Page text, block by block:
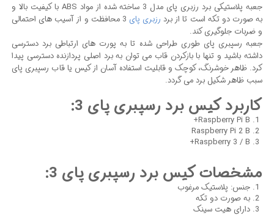
جعبه پلاستیکی برد رزبری پای مدل 3 ساخته شده از مواد ABS با کیفیت بالا و
به صورت دو تکه است تا از برد رزبری پای
3 محافظت و از آسیب های احتمالی
و ضربات جلوگیری کند.
جعبه رسپبری پای طوری طراحی شده تا به پورت های ارتباطی برد دسترسی
داشته باشید و تنها با بازکردن قاب می توان به برد اصلی پردازنده دسترسی پیدا
کرد. ظاهر خوشرنگ، کوچک و قابلیت استفاده آسان از کیس یا قاب رسپبری پای
سبب ظاهر شکیل برد می گردد.
کاربرد کیس برد رسپبری پای 3:
Raspberry Pi B+
Raspberry Pi 2 B
Raspberry 3 / B+
مشخصات کیس برد رسپبری پای 3:
جنس: پلاستیک مرغوب
به صورت دو تکه
دارای هیت سینک